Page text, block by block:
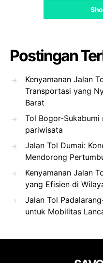
Postingan
Kenyamanan Jalan
Transportasi yang
Barat
Tol Bogor-
pariwisata
Jalan Tol Dumai:
Mendorong
Kenyamanan Jalan
yang Efisien di
Jalan Tol
untuk Mobilitas